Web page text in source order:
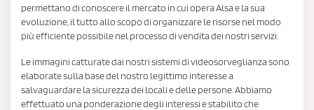
permettano di conoscere il mercato in cui opera Alsa e la sua
evoluzione, il tutto allo scopo di organizzare le risorse nel modo
più efficiente possibile nel processo di vendita dei nostri servizi.
Le immagini catturate dai nostri sistemi di videosorveglianza sono
elaborate sulla base del nostro legittimo interesse a
salvaguardare la sicurezza dei locali e delle persone. Abbiamo
effettuato una ponderazione degli interessi e stabilito che